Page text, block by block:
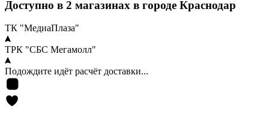
Доступно в 2 магазинах в городе Краснодар
ТК "МедиаПлаза"
ТРК "СБС Мегамолл"
Подождите идёт расчёт доставки...